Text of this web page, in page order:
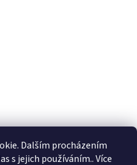
Dalším procházením
s jejich používáním.. Více